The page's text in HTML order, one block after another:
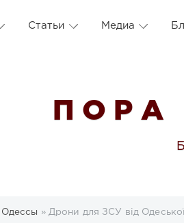
Статьи Медиа
П О Р А
Одессы » Дрони для ЗСУ від